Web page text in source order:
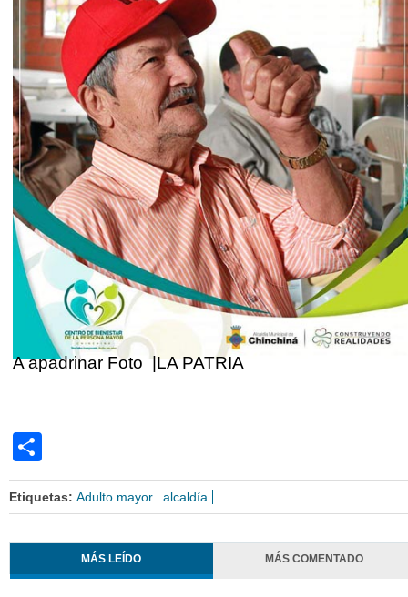
A apadrinar Foto |LA PATRIA
Etiquetas: Adulto mayor alcaldía
MÁS LEÍDO MÁS COMENTADO